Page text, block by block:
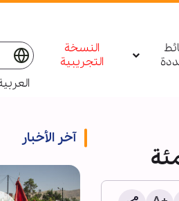
النسخة
التجريبية
آخر الأخبار